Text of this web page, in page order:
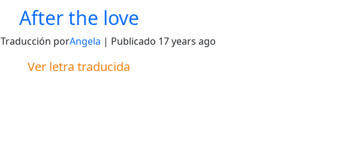
After the love
Traducción porAngela | Publicado 17 years ago
Ver letra traducida